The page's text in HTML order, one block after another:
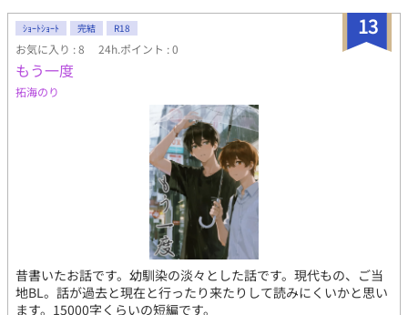
13
ｼｮｰﾄｼｮｰﾄ 完結 R18
お気に入り : 8 24h.ポイント : 0
もう一度
拓海のり
昔書いたお話です。幼馴染の淡々とした話です。現代もの、ご当
地BL。話が過去と現在と行ったり来たりして読みにくいかと思い
ます。15000字くらいの短編です。